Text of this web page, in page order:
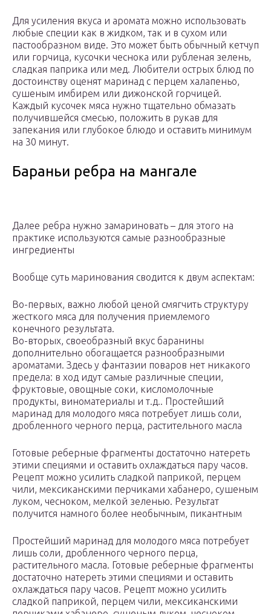
Для усиления вкуса и аромата можно использовать
любые специи как в жидком, так и в сухом или
пастообразном виде. Это может быть обычный кетчуп
или горчица, кусочки чеснока или рубленая зелень,
сладкая паприка или мед. Любители острых блюд по
достоинству оценят маринад с перцем халапеньо,
сушеным имбирем или дижонской горчицей.
Каждый кусочек мяса нужно тщательно обмазать
получившейся смесью, положить в рукав для
запекания или глубокое блюдо и оставить минимум
на 30 минут.
Бараньи ребра на мангале
Далее ребра нужно замариновать – для этого на
практике используются самые разнообразные
ингредиенты
Вообще суть маринования сводится к двум аспектам:
Во-первых, важно любой ценой смягчить структуру
жесткого мяса для получения приемлемого
конечного результата.
Во-вторых, своеобразный вкус баранины
дополнительно обогащается разнообразными
ароматами. Здесь у фантазии поваров нет никакого
предела: в ход идут самые различные специи,
фруктовые, овощные соки, кисломолочные
продукты, виноматериалы и т.д.. Простейший
маринад для молодого мяса потребует лишь соли,
дробленного черного перца, растительного масла
Готовые реберные фрагменты достаточно натереть
этими специями и оставить охлаждаться пару часов.
Рецепт можно усилить сладкой паприкой, перцем
чили, мексиканскими перчиками хабанеро, сушеным
луком, чесноком, мелкой зеленью. Результат
получится намного более необычным, пикантным
Простейший маринад для молодого мяса потребует
лишь соли, дробленного черного перца,
растительного масла. Готовые реберные фрагменты
достаточно натереть этими специями и оставить
охлаждаться пару часов. Рецепт можно усилить
сладкой паприкой, перцем чили, мексиканскими